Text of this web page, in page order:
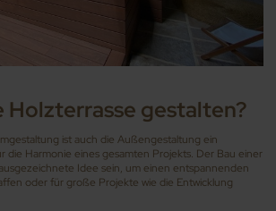
Holzterrasse gestalten?
ist auch die Außengestaltung ein
die Harmonie eines gesamten Projekts. Der Bau einer
Idee sein, um einen entspannenden
oder für große Projekte wie die Entwicklung